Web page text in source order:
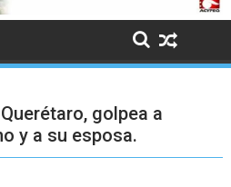
golpea a
y a su esposa.